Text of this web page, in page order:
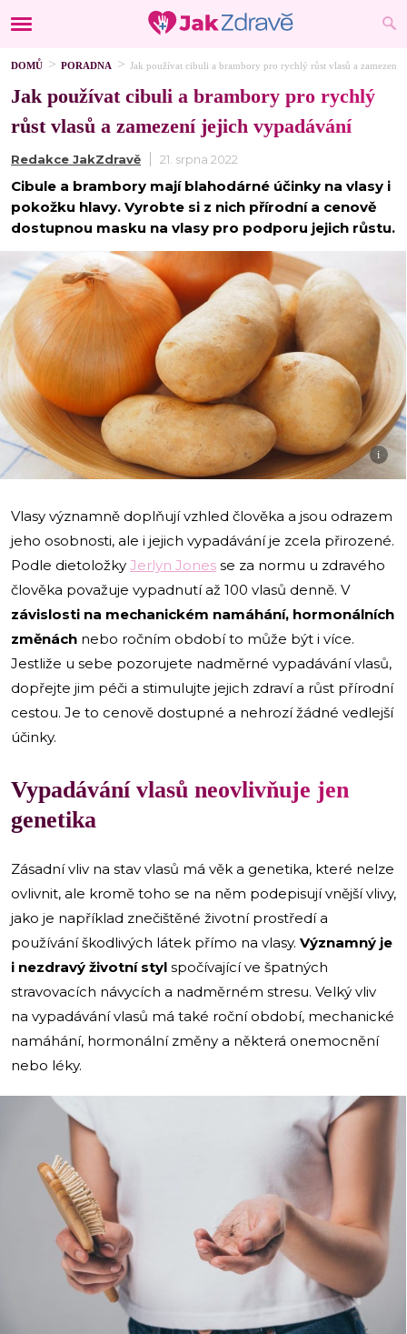
DOMŮ PORADNA Jak používat cibuli a brambory pro rychlý růst vlasů a zamezení
Jak používat cibuli a brambory pro rychlý
růst vlasů a zamezení jejich vypadávání
Redakce JakZdravě 21. srpna 2022
Cibule a brambory mají blahodárné účinky na vlasy i
pokožku hlavy. Vyrobte si z nich přírodní a cenově
dostupnou masku na vlasy pro podporu jejich růstu.
i
Vlasy významně doplňují vzhled člověka a jsou odrazem
jeho osobnosti, ale i jejich vypadávání je zcela přirozené.
Podle dietoložky Jerlyn Jones se za normu u zdravého
člověka považuje vypadnutí až 100 vlasů denně. V
závislosti na mechanickém namáhání, hormonálních
změnách nebo ročním období to může být i více.
Jestliže u sebe pozorujete nadměrné vypadávání vlasů,
dopřejte jim péči a stimulujte jejich zdraví a růst přírodní
cestou. Je to cenově dostupné a nehrozí žádné vedlejší
účinky.
Vypadávání vlasů neovlivňuje jen
genetika
Zásadní vliv na stav vlasů má věk a genetika, které nelze
ovlivnit, ale kromě toho se na něm podepisují vnější vlivy,
jako je například znečištěné životní prostředí a
používání škodlivých látek přímo na vlasy. Významný je
i nezdravý životní styl spočívající ve špatných
stravovacích návycích a nadměrném stresu. Velký vliv
na vypadávání vlasů má také roční období, mechanické
namáhání, hormonální změny a některá onemocnění
nebo léky.